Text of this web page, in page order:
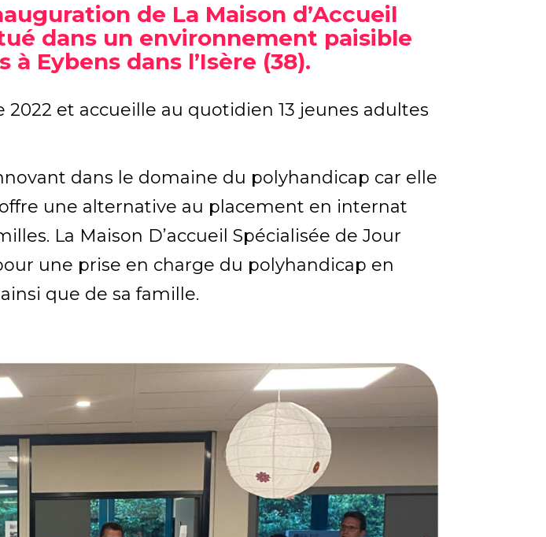
de La Maison d’Accueil
dans un environnement paisible
Eybens dans l’Isère (38).
et accueille au quotidien 13 jeunes adultes
dans le domaine du polyhandicap car elle
une alternative au placement en internat
La Maison D’accueil Spécialisée de Jour
une prise en charge du polyhandicap en
que de sa famille.